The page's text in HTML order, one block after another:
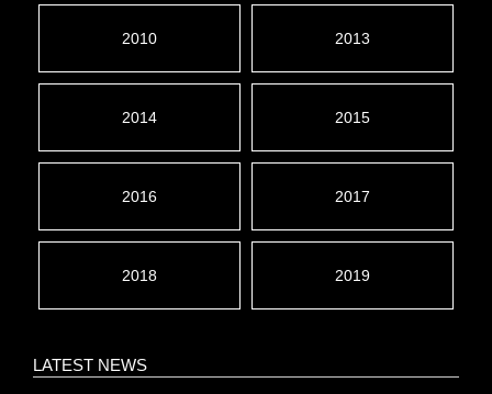
2010 2013
2014 2015
2016 2017
2018 2019
LATEST NEWS